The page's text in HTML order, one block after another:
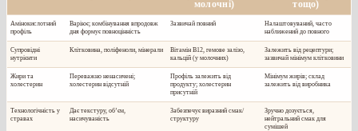
молочні)
тощо)
Амінокислотний
профіль
Варіює; комбінування впродовж
дня формує повноцінність
Зазвичай повний
Налаштовуваний, часто
наближений до повного
Супровідні
нутрієнти
Клітковина, поліфеноли, мінерали
Вітамін B12, гемове залізо,
кальцій (у молочних)
Залежить від рецептури;
зазвичай мінімум клітковини
Жири та
холестерин
Переважно ненасичені;
холестерин відсутній
Профіль залежить від
продукту; холестерин
присутній
Мінімум жирів; склад
залежить від виробника
Технологічність у
стравах
Дає текстуру, об’єм,
насичуваність
Забезпечує виразний смак/
структуру
Зручно дозується,
нейтральний смак для
сумішей